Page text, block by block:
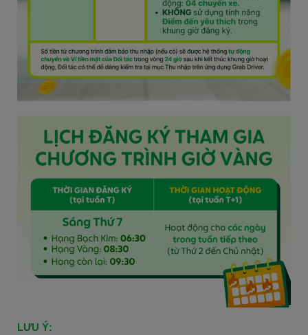
LƯU Ý: